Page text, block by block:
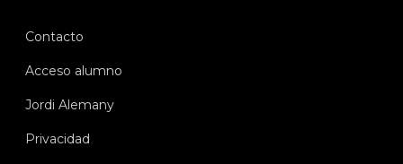
Contacto
Acceso alumno
Jordi Alemany
Privacidad